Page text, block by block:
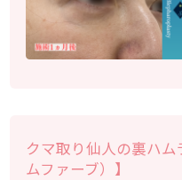
クマ取り仙人の裏ハム
ムファーブ）】